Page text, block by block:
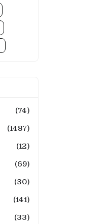
(74)
(1487)
(12)
(69)
(30)
(141)
(33)